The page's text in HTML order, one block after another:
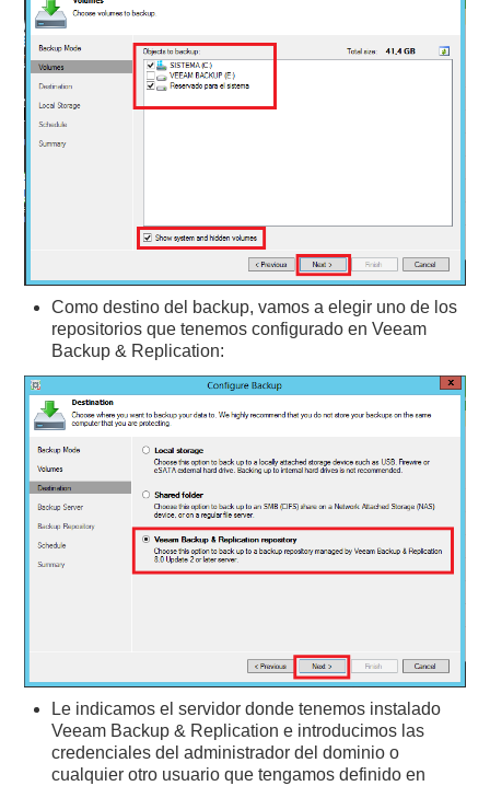
Como destino del backup, vamos a elegir uno de los
repositorios que tenemos configurado en Veeam
Backup & Replication:
Le indicamos el servidor donde tenemos instalado
Veeam Backup & Replication e introducimos las
credenciales del administrador del dominio o
cualquier otro usuario que tengamos definido en